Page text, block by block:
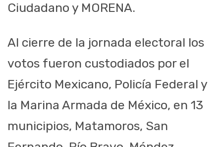
Ciudadano y MORENA.
Al cierre de la jornada electoral los
votos fueron custodiados por el
Ejército Mexicano, Policía Federal y
la Marina Armada de México, en 13
municipios, Matamoros, San